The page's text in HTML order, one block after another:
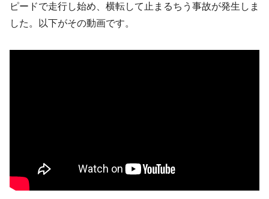
『Money1』
韓国･警察職員が「丸刈りになって抗議活
『Money1』
中国だけが鉄鋼輸出を異常増加させる ⇒ 中
『Money1』
韓国型イージス搭載の次世代駆逐艦
「KDDX」1番艦、2032年竣工と公示
ピードで走行し始め、横転して止まるちう事故が発生しま
した。以下がその動画です。